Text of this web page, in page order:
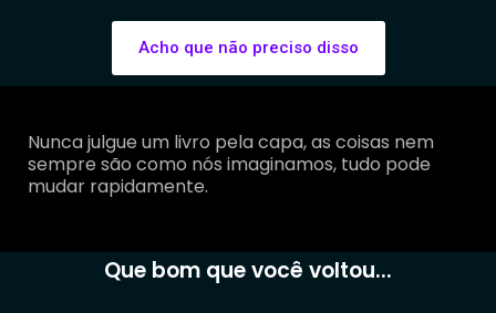
Acho que não preciso disso
Nunca julgue um livro pela capa, as coisas nem
sempre são como nós imaginamos, tudo pode
mudar rapidamente.
Que bom que você voltou...